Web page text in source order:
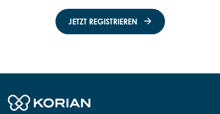
JETZT REGISTRIEREN